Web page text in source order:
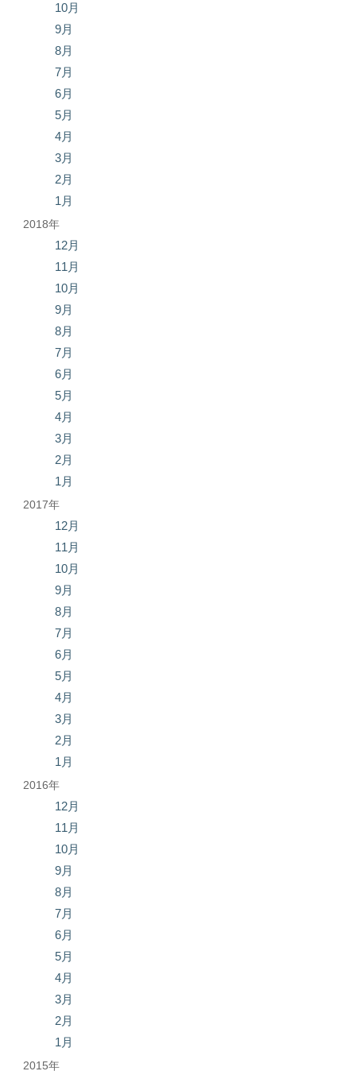
10月
9月
8月
7月
6月
5月
4月
3月
2月
1月
2018年
12月
11月
10月
9月
8月
7月
6月
5月
4月
3月
2月
1月
2017年
12月
11月
10月
9月
8月
7月
6月
5月
4月
3月
2月
1月
2016年
12月
11月
10月
9月
8月
7月
6月
5月
4月
3月
2月
1月
2015年